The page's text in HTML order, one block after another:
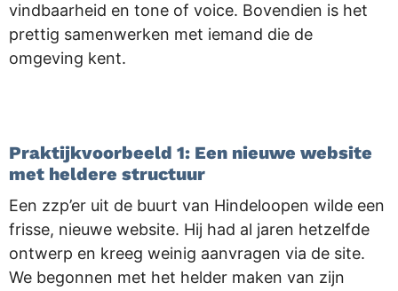
vindbaarheid en tone of voice. Bovendien is het
prettig samenwerken met iemand die de
omgeving kent.
Praktijkvoorbeeld 1: Een nieuwe website
met heldere structuur
Een zzp’er uit de buurt van Hindeloopen wilde een
frisse, nieuwe website. Hij had al jaren hetzelfde
ontwerp en kreeg weinig aanvragen via de site.
We begonnen met het helder maken van zijn